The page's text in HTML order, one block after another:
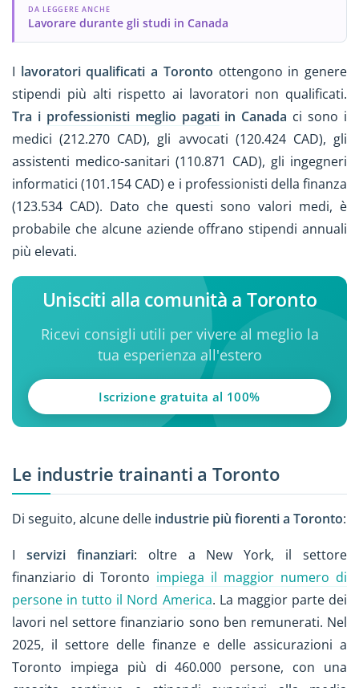
DA LEGGERE ANCHE
Lavorare durante gli studi in Canada
I lavoratori qualificati a Toronto ottengono in genere
stipendi più alti rispetto ai lavoratori non qualificati.
Tra i professionisti meglio pagati in Canada ci sono i
medici (212.270 CAD), gli avvocati (120.424 CAD), gli
assistenti medico-sanitari (110.871 CAD), gli ingegneri
informatici (101.154 CAD) e i professionisti della finanza
(123.534 CAD). Dato che questi sono valori medi, è
probabile che alcune aziende offrano stipendi annuali
più elevati.
Unisciti alla comunità a Toronto
Ricevi consigli utili per vivere al meglio la
tua esperienza all'estero
Iscrizione gratuita al 100%
Le industrie trainanti a Toronto
Di seguito, alcune delle industrie più fiorenti a Toronto:
I servizi finanziari: oltre a New York, il settore
finanziario di Toronto impiega il maggior numero di
persone in tutto il Nord America. La maggior parte dei
lavori nel settore finanziario sono ben remunerati. Nel
2025, il settore delle finanze e delle assicurazioni a
Toronto impiega più di 460.000 persone, con una